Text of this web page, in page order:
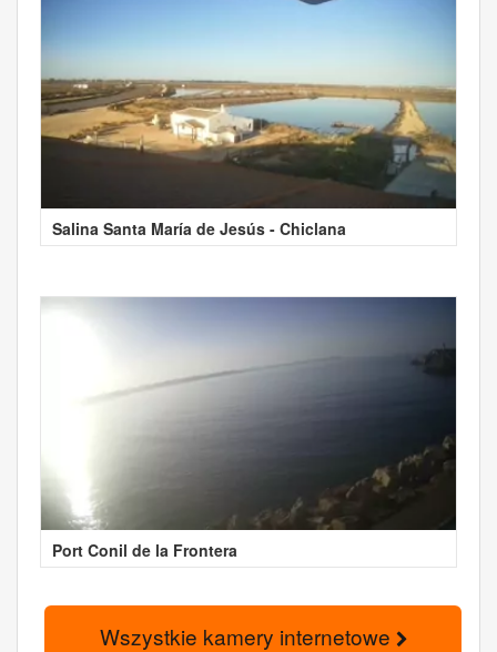
Salina Santa María de Jesús - Chiclana
Port Conil de la Frontera
Wszystkie kamery internetowe